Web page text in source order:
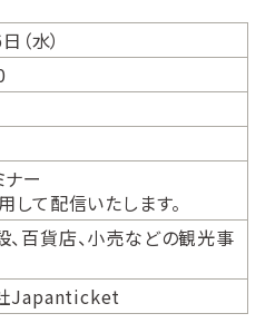
水）
ナー
て配信いたします。
、百貨店、小売などの観光事
Japanticket